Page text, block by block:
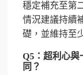
穩定補充至第
情況建議持續
礎，並維持至
Q5：超利心
同？